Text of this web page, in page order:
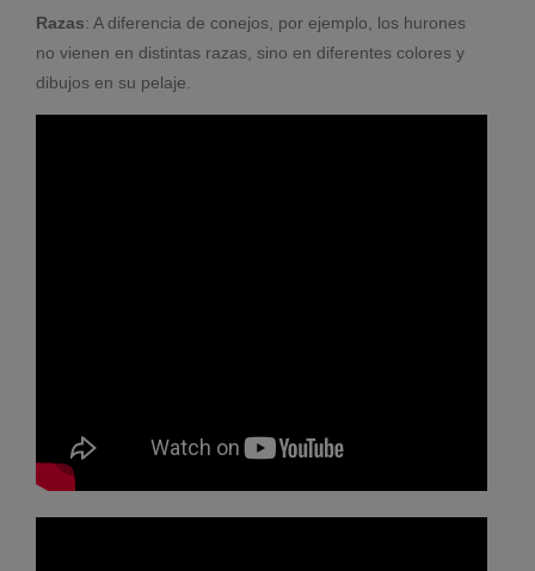
Razas: A diferencia de conejos, por ejemplo, los hurones
no vienen en distintas razas, sino en diferentes colores y
dibujos en su pelaje.